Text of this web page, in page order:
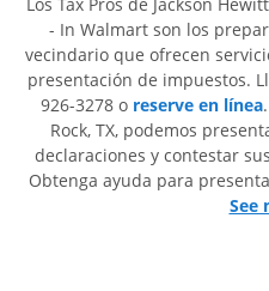
- In Walmart son ​​los
vecindario que ofrecen
presentación de impuestos.
926-3278 o reserve en línea
Rock, TX, podemos
declaraciones y contestar
Obtenga ayuda para
simples o situaciones másSee